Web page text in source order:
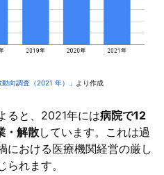
向調査（2021 年）」 より作成
ると、2021年には病院で12
・解散しています。これは過
における医療機関経営の厳し
れます。